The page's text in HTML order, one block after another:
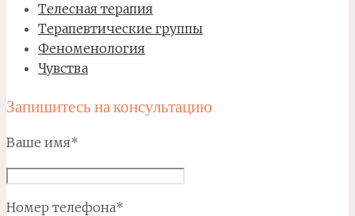
Телесная терапия
Терапевтические группы
Феноменология
Чувства
Запишитесь на консультацию
Ваше имя*
Номер телефона*